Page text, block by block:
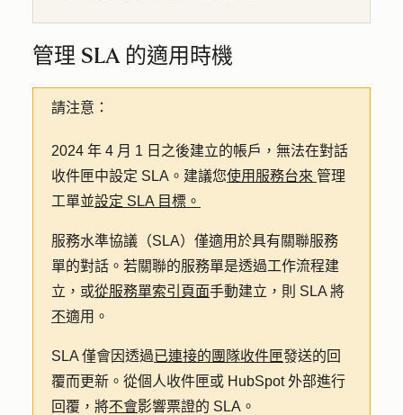
管理 SLA 的適用時機
請注意：
2024 年 4 月 1 日之後建立的帳戶 ，無法在對話
收件匣中設定 SLA。建議您使用服務台來 管理
工單並設定 SLA 目標。
服務水準協議（SLA）僅適用於具有關聯服務
單的對話。若關聯的服務單是透過工作流程建
立，或從服務單索引頁面手動建立，則 SLA 將
不適用。
SLA 僅會因透過已連接的團隊收件匣發送的回
覆而更新。從個人收件匣或 HubSpot 外部進行
回覆，將不會影響票證的 SLA。